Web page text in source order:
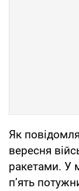
Як
вересня
ракетами. У
пʼять